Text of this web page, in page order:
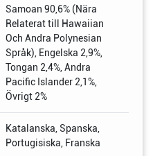
Samoan 90,6% (Nära
Relaterat till Hawaiian
Och Andra Polynesian
Språk), Engelska 2,9%,
Tongan 2,4%, Andra
Pacific Islander 2,1%,
Övrigt 2%
Katalanska, Spanska,
Portugisiska, Franska